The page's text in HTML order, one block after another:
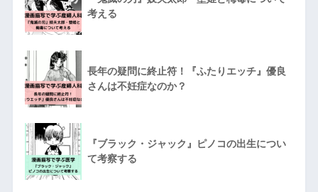
考える
長年の疑問に終止符！『ふたりエッチ』優良
さんは不妊症なのか？
『ブラック・ジャック』ピノコの出生につい
て考察する